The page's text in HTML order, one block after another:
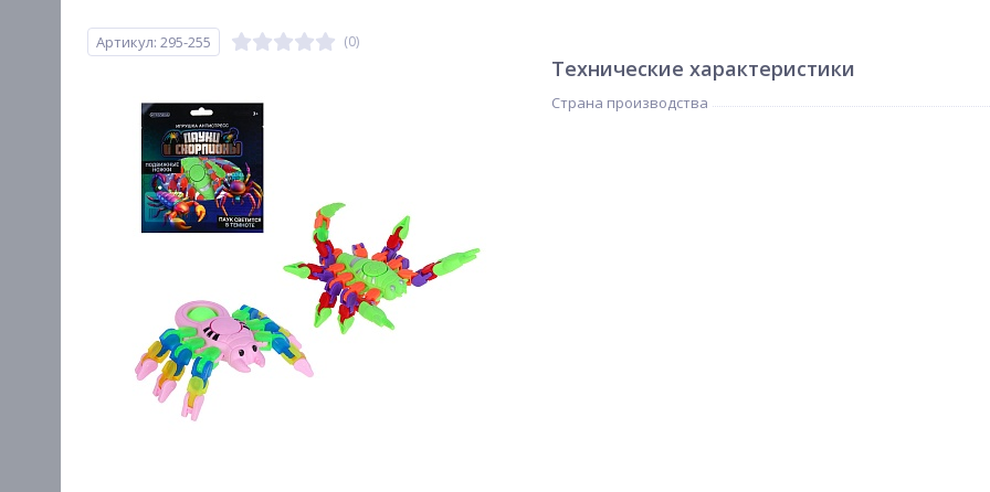
Артикул: 295-255 (0)
Технические характеристики
Страна производства